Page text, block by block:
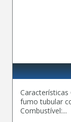
Características
fumo tubular
Combustível:...